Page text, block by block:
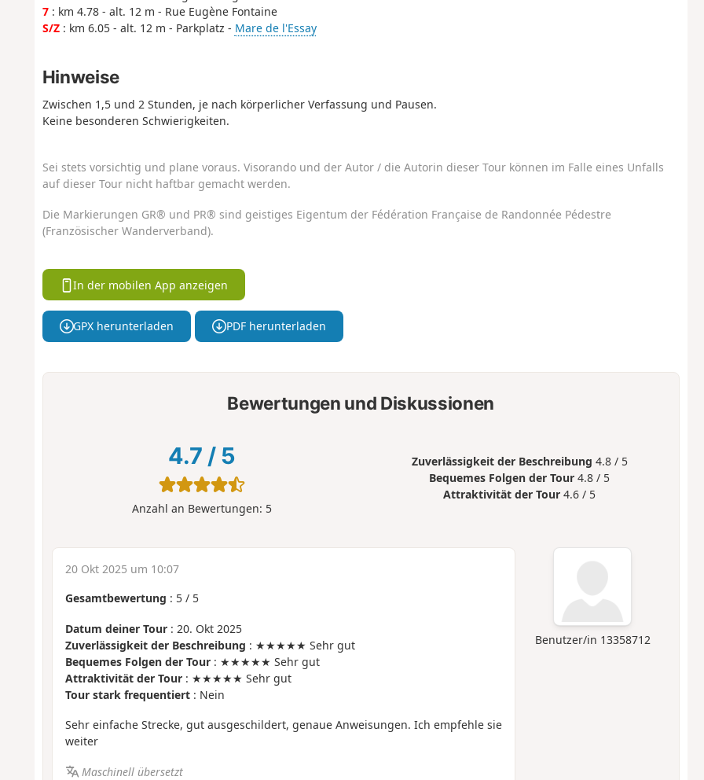
7: km 4.78 - alt. 12 m - Rue Eugène Fontaine
S/Z: km 6.05 - alt. 12 m - Parkplatz - Mare de l'Essay
Hinweise
Zwischen 1,5 und 2 Stunden, je nach körperlicher Verfassung und Pausen.
Keine besonderen Schwierigkeiten.
Sei stets vorsichtig und plane voraus. Visorando und der Autor / die Autorin dieser Tour können im Falle eines Unfalls
auf dieser Tour nicht haftbar gemacht werden.
Die Markierungen GR® und PR® sind geistiges Eigentum der Fédération Française de Randonnée Pédestre
(Französischer Wanderverband).
In der mobilen App anzeigen
GPX herunterladen PDF herunterladen
Bewertungen und Diskussionen
4.7 / 5
Anzahl an Bewertungen: 5
Zuverlässigkeit der Beschreibung 4.8 / 5
Bequemes Folgen der Tour 4.8 / 5
Attraktivität der Tour 4.6 / 5
Benutzer/in 13358712
20 Okt 2025 um 10:07
Gesamtbewertung : 5/ 5
Datum deiner Tour: 20. Okt 2025
Zuverlässigkeit der Beschreibung : ★★★★★ Sehr gut
Bequemes Folgen der Tour: ★★★★★ Sehr gut
Attraktivität der Tour: ★★★★★ Sehr gut
Tour stark frequentiert: Nein
Sehr einfache Strecke, gut ausgeschildert, genaue Anweisungen. Ich empfehle sie
weiter
Maschinell übersetzt